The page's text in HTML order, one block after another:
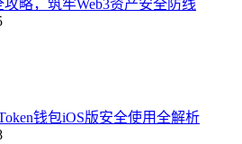
攻略，筑牢Web3资产安全防线
钱包iOS版安全使用全解析